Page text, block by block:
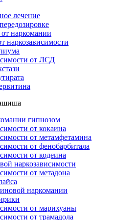
лечение
наркомании
наркозависимости
от ЛСД
гипнозом
от кокаина
от метамфетамина
от фенобарбитала
от кодеина
наркозависимости
от метадона
наркомании
от марихуаны
от трамадола